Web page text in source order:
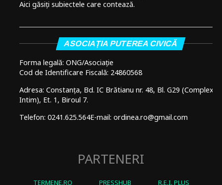
Aici găsiți subiectele care contează.
ASOCIAȚIA PUTEREA CIVICĂ
Forma legală: ONG/Asociație
Cod de Identificare Fiscală: 24860568
Adresa: Constanța, Bd. IC Brătianu nr. 48, Bl. G29 (Complex
Intim), Et. 1, Biroul 7.
Telefon: 0241.625.564E-mail: ordinea.ro@gmail.com
PARTENERI
TERMENE.RO PRESSHUB R.E.I. PLUS